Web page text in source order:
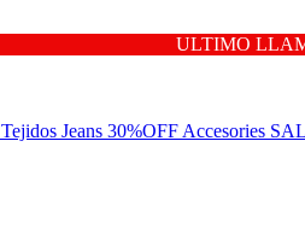
ULTIMO
Tejidos Jeans 30%OFF Accesories